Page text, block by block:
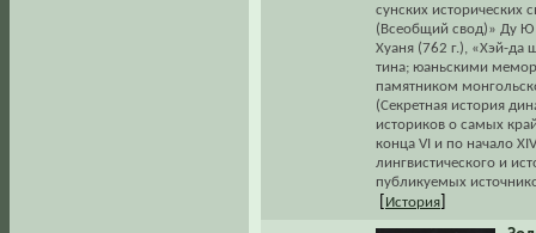
сунских исторических
(Всеобщий свод)» Ду Ю
Хуаня (762 г.), «Хэй-да
тина; юаньскими
памятником
(Секретная история
историков о самых
конца VI и по начало
лингвистического и
публикуемых
История